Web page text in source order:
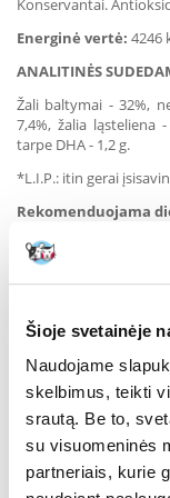
Šioje svetainėje
Naudojame
skelbimus, teikti
srautą. Be to,
su visuomeninės
partneriais, kurie
Konservantai.
Energinė vertė: 4246
ANALITINĖS
Žali baltymai - 32%,
7,4%, žalia ląsteliena
tarpe DHA - 1,2 g.
*L.I.P.: itin gerai
Rekomenduojama
Rekomenduojamos
vandens.
Kačiuko svoris 0,35
1 mėnesio
amžiaus
Baby
2 mėnesių
amžiaus
4 mėnesių
amžiaus